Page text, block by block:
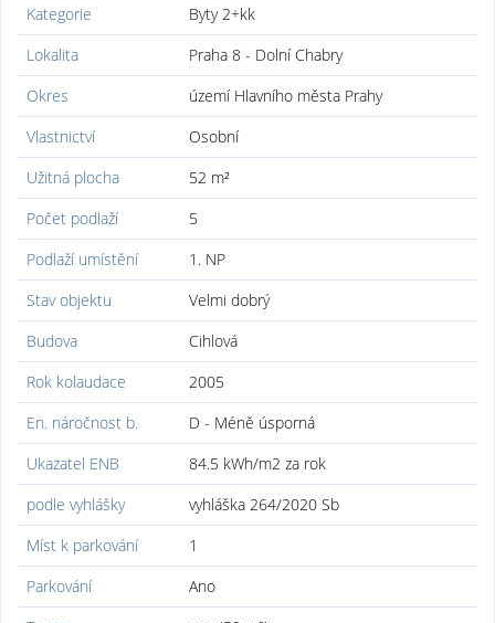
Kategorie
Byty 2+kk
Lokalita
Praha 8 - Dolní Chabry
Okres
území Hlavního města Prahy
Vlastnictví
Osobní
Užitná plocha
52 m²
Počet podlaží
5
Podlaží umístění
1. NP
Stav objektu
Velmi dobrý
Budova
Cihlová
Rok kolaudace
2005
En. náročnost b.
D - Méně úsporná
Ukazatel ENB
84.5 kWh/m2 za rok
podle vyhlášky
vyhláška 264/2020 Sb
Míst k parkování
1
Parkování
Ano